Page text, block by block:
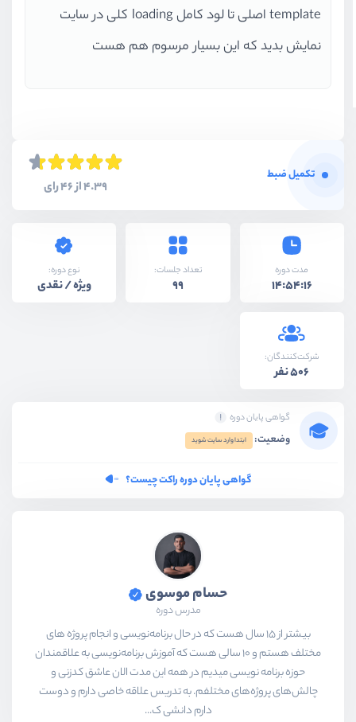
template اصلی تا لود کامل loading کلی در سایت
نمایش بدید که این بسیار مرسوم هم هست
تکمیل ضبط
4.39 از 46 رای
مدت دوره
14:54:16
تعداد جلسات:
99
نوع دوره:
ویژه / نقدی
شرکت‌کنندگان:
506 نفر
گواهی پایان دوره
وضعیت: ابتدا وارد سایت شوید
گواهی پایان دوره راکت چیست؟
حسام موسوی
مدرس دوره
بیشتر از ۱۵ سال هست که در حال برنامه‌نویسی و انجام پروژه های
مختلف هستم و ۱۰ سالی هست که آموزش برنامه‌نویسی به علاقمندان
حوزه برنامه نویسی میدیم در همه این مدت الان عاشق کدزنی و
چالش‌های پروژه‌های مختلفم. به تدریس علاقه خاصی دارم و دوست
دارم دانشی ک...